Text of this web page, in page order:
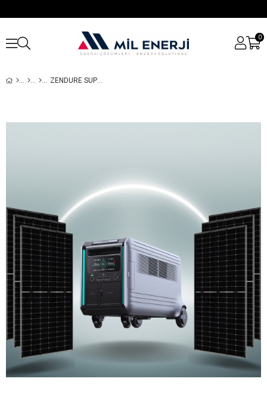
0
ZENDURE SUPERBASE V4600 TAŞINABILIR GÜÇ KAYNAĞI + 6 X 550W HALF CUT MONOKRISTAL GÜNEŞ PANELI PAKETI